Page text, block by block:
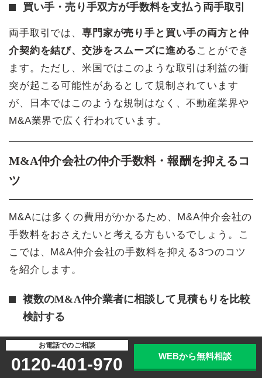
買い手・売り手双方が手数料を支払う両手取引
両手取引では、 専門家が売り手と買い手の両方と仲
介契約を結び、交渉をスムーズに進める ことができ
ます。ただし、米国ではこのような取引は利益の衝
突が起こる可能性があるとして規制されています
が、日本ではこのような規制はなく、不動産業界や
M&A業界で広く行われています。
M&A仲介会社の仲介手数料・報酬を抑えるコ
ツ
M&Aには多くの費用がかかるため、M&A仲介会社の
手数料をおさえたいと考える方もいるでしょう。こ
こでは、M&A仲介会社の手数料を抑える3つのコツ
を紹介します。
複数のM&A仲介業者に相談して見積もりを比較
検討する
M&A手数料を抑えるうえで重要なポイントの一つ
は、複数の仲介業者から見積もりを取る「相見積も
お電話でのご相談
0120-401-970 WEBから無料相談